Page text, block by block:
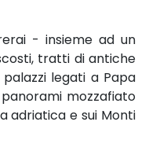
- insieme ad un
tratti di antiche
legati a Papa
mozzafiato
adriatica e sui Monti